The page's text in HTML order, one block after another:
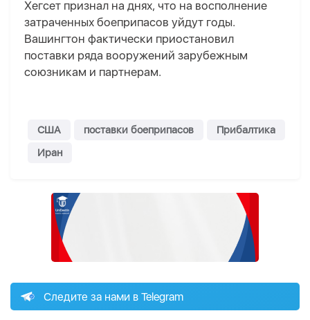
Хегсет признал на днях, что на восполнение
затраченных боеприпасов уйдут годы.
Вашингтон фактически приостановил
поставки ряда вооружений зарубежным
союзникам и партнерам.
США поставки боеприпасов
Прибалтика
Иран
Следите за нами в Telegram